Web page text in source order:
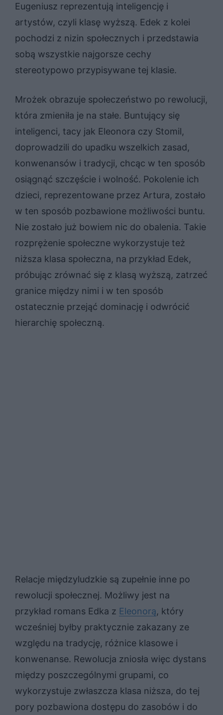
Eugeniusz reprezentują inteligencję i
artystów, czyli klasę wyższą. Edek z kolei
pochodzi z nizin społecznych i przedstawia
sobą wszystkie najgorsze cechy
stereotypowo przypisywane tej klasie.
Mrożek obrazuje społeczeństwo po rewolucji,
która zmieniła je na stałe. Buntujący się
inteligenci, tacy jak Eleonora czy Stomil,
doprowadzili do upadku wszelkich zasad,
konwenansów i tradycji, chcąc w ten sposób
osiągnąć szczęście i wolność. Pokolenie ich
dzieci, reprezentowane przez Artura, zostało
w ten sposób pozbawione możliwości buntu.
Nie zostało już bowiem nic do obalenia. Takie
rozprężenie społeczne wykorzystuje też
niższa klasa społeczna, na przykład Edek,
próbując zrównać się z klasą wyższą, zatrzeć
granice między nimi i w ten sposób
ostatecznie przejąć dominację i odwrócić
hierarchię społeczną.
Relacje międzyludzkie są zupełnie inne po
rewolucji społecznej. Możliwy jest na
przykład romans Edka z Eleonorą, który
wcześniej byłby praktycznie zakazany ze
względu na tradycję, różnice klasowe i
konwenanse. Rewolucja zniosła więc dystans
między poszczególnymi grupami, co
wykorzystuje zwłaszcza klasa niższa, do tej
pory pozbawiona dostępu do zasobów i do